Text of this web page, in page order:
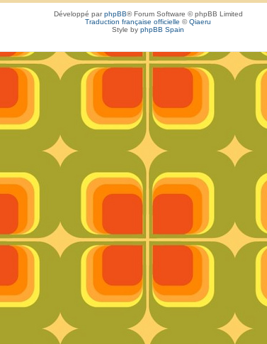
Développé parphpBB® Forum Software © phpBB Limited
Traduction française officielle ©Qiaeru
Style by phpBB Spain